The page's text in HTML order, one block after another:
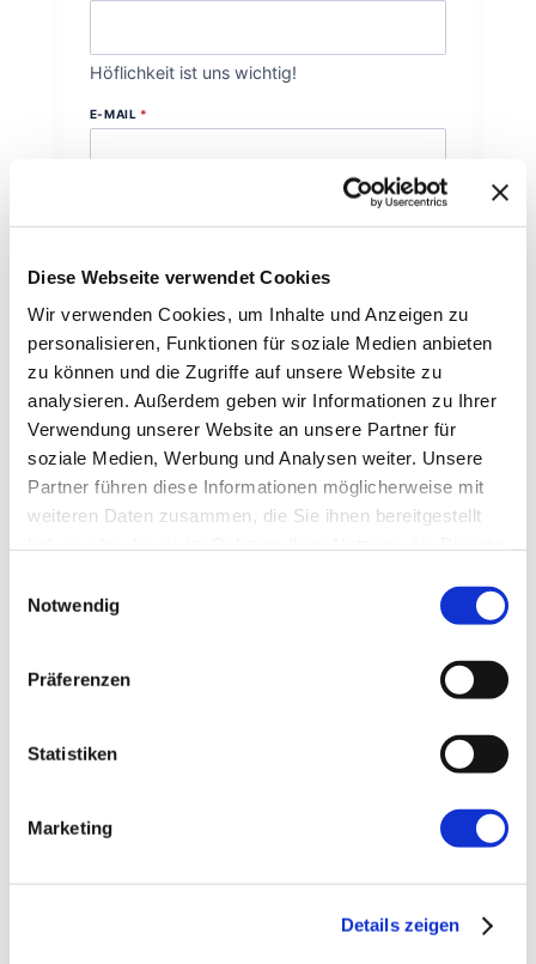
Diese Webseite verwendet Cookies
Wir verwenden Cookies, um Inhalte und Anzeigen zu
personalisieren, Funktionen für soziale Medien anbieten
zu können und die Zugriffe auf unsere Website zu
analysieren. Außerdem geben wir Informationen zu Ihrer
Verwendung unserer Website an unsere Partner für
soziale Medien, Werbung und Analysen weiter. Unsere
Partner führen diese Informationen möglicherweise mit
weiteren Daten zusammen, die Sie ihnen bereitgestellt
Notwendig
Präferenzen
Statistiken
Marketing
Details zeigen
Höflichkeit ist uns wichtig!
E-MAIL *
Womit können wir behilflich sein?
Abschicken
Schreibe einen
veröffentlicht. Erforderliche Felder